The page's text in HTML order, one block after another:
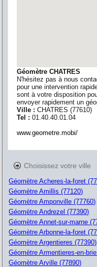
Géomètre CHATRES
N'hésitez pas à nous
pour une intervention
sont à votre disposition
envoyer rapidement un
Ville :CHATRES (77610)
Tel :01.40.40.01.04
www.geometre.mobi/
Choisissez votre ville
Géomètre Acheres-la-foret
Géomètre Amillis (77120)
Géomètre Amponville (77760)
Géomètre Andrezel (77390)
Géomètre Annet-sur-marne
Géomètre Arbonne-la-foret
Géomètre Argentieres (77390)
Géomètre Armentieres-en-
Géomètre Arville (77890)